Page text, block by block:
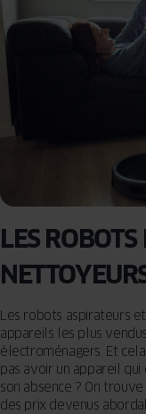
LES ROBOTS
Les robots aspirateurs
appareils les plus
électroménagers. Et cela
pas avoir un appareil
son absence ? On
des prix devenus